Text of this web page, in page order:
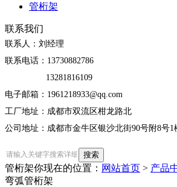
管桁架
联系我们
联系人：刘经理
联系电话：13730882786
13281816109
电子邮箱：1961218933@qq.com
工厂地址：成都市双流区柑龙路北
公司地址：成都市金牛区银沙北街90号附8号1
管桁架你现在的位置： 网站首页 > 产品
弯弧管桁架